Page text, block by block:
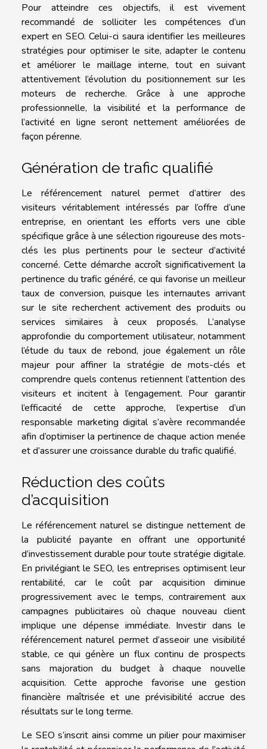
Pour atteindre ces objectifs, il est vivement
recommandé de solliciter les compétences d’un
expert en SEO. Celui-ci saura identifier les meilleures
stratégies pour optimiser le site, adapter le contenu
et améliorer le maillage interne, tout en suivant
attentivement l’évolution du positionnement sur les
moteurs de recherche. Grâce à une approche
professionnelle, la visibilité et la performance de
l’activité en ligne seront nettement améliorées de
façon pérenne.
Génération de trafic qualifié
Le référencement naturel permet d’attirer des
visiteurs véritablement intéressés par l’offre d’une
entreprise, en orientant les efforts vers une cible
spécifique grâce à une sélection rigoureuse des mots-
clés les plus pertinents pour le secteur d’activité
concerné. Cette démarche accroît significativement la
pertinence du trafic généré, ce qui favorise un meilleur
taux de conversion, puisque les internautes arrivant
sur le site recherchent activement des produits ou
services similaires à ceux proposés. L’analyse
approfondie du comportement utilisateur, notamment
l’étude du taux de rebond, joue également un rôle
majeur pour affiner la stratégie de mots-clés et
comprendre quels contenus retiennent l’attention des
visiteurs et incitent à l’engagement. Pour garantir
l’efficacité de cette approche, l’expertise d’un
responsable marketing digital s’avère recommandée
afin d’optimiser la pertinence de chaque action menée
et d’assurer une croissance durable du trafic qualifié.
Réduction des coûts
d’acquisition
Le référencement naturel se distingue nettement de
la publicité payante en offrant une opportunité
d’investissement durable pour toute stratégie digitale.
En privilégiant le SEO, les entreprises optimisent leur
rentabilité, car le coût par acquisition diminue
progressivement avec le temps, contrairement aux
campagnes publicitaires où chaque nouveau client
implique une dépense immédiate. Investir dans le
référencement naturel permet d’asseoir une visibilité
stable, ce qui génère un flux continu de prospects
sans majoration du budget à chaque nouvelle
acquisition. Cette approche favorise une gestion
financière maîtrisée et une prévisibilité accrue des
résultats sur le long terme.
Le SEO s’inscrit ainsi comme un pilier pour maximiser